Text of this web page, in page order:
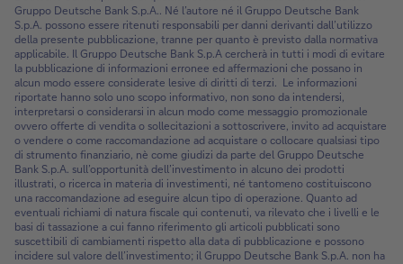
Gruppo Deutsche Bank S.p.A.. Né l’autore né il Gruppo Deutsche Bank
S.p.A. possono essere ritenuti responsabili per danni derivanti dall’utilizzo
della presente pubblicazione, tranne per quanto è previsto dalla normativa
applicabile. Il Gruppo Deutsche Bank S.p.A cercherà in tutti i modi di evitare
la pubblicazione di informazioni erronee ed affermazioni che possano in
alcun modo essere considerate lesive di diritti di terzi. Le informazioni
riportate hanno solo uno scopo informativo, non sono da intendersi,
interpretarsi o considerarsi in alcun modo come messaggio promozionale
ovvero offerte di vendita o sollecitazioni a sottoscrivere, invito ad acquistare
o vendere o come raccomandazione ad acquistare o collocare qualsiasi tipo
di strumento finanziario, nè come giudizi da parte del Gruppo Deutsche
Bank S.p.A. sull’opportunità dell’investimento in alcuno dei prodotti
illustrati, o ricerca in materia di investimenti, né tantomeno costituiscono
una raccomandazione ad eseguire alcun tipo di operazione. Quanto ad
eventuali richiami di natura fiscale qui contenuti, va rilevato che i livelli e le
basi di tassazione a cui fanno riferimento gli articoli pubblicati sono
suscettibili di cambiamenti rispetto alla data di pubblicazione e possono
incidere sul valore dell’investimento; il Gruppo Deutsche Bank S.p.A. non ha